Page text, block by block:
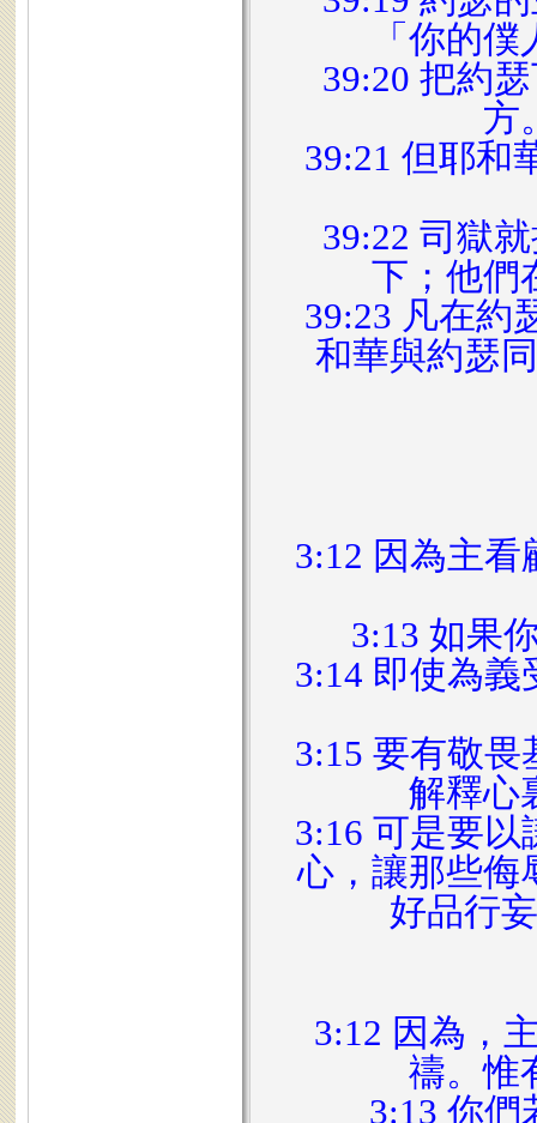
「你的
39:20 把約
方
39:21 但耶和
39:22 司獄
下；他們
39:23 凡在約
和華與約瑟
3:12 因為主
3:13 如果
3:14 即使為
3:15 要有敬
解釋心
3:16 可是要
心，讓那些侮
好品行
3:12 因為，
禱。惟
3:13 你